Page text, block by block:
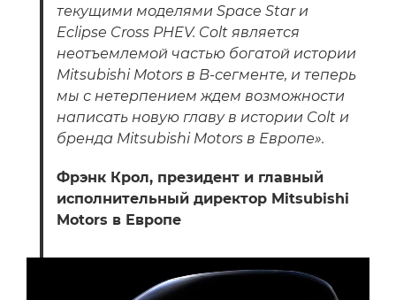
текущими моделями Space Star и
Eclipse Cross PHEV. Colt является
неотъемлемой частью богатой истории
Mitsubishi Motors в B-сегменте, и теперь
мы с нетерпением ждем возможности
написать новую главу в истории Colt и
бренда Mitsubishi Motors в Европе».
Фрэнк Крол, президент и главный
исполнительный директор Mitsubishi
Motors в Европе